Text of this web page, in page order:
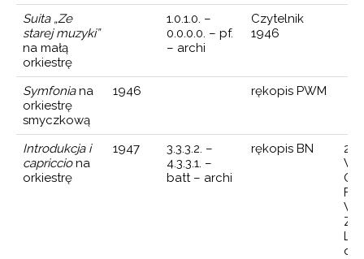
Suita „Ze
starej muzyki”
na małą
orkiestrę
1.0.1.0. –
0.0.0.0. – pf.
– archi
Czytelnik
1946
Symfoniana
orkiestrę
smyczkową
1946 rękopis PWM
Introdukcja i
capricciona
orkiestrę
1947
3.3.3.2. –
4.3.3.1. –
batt – archi
rękopis BN
25